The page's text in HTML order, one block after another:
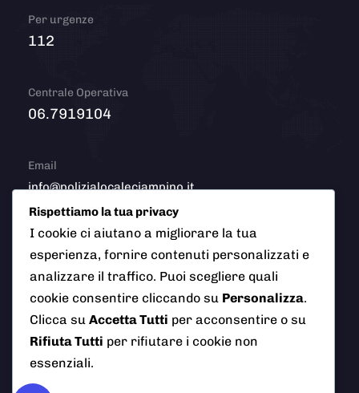
Per urgenze
112
Centrale Operativa
06.7919104
Email
info@polizialocaleciampino.it
© 2026 Polizia Locale del Comune di Ciampino (Roma). Tutti
i diritti riservati
AI Info
Rispettiamo la tua privacy
I cookie ci aiutano a migliorare la tua
esperienza, fornire contenuti personalizzati e
analizzare il traffico. Puoi scegliere quali
cookie consentire cliccando su Personalizza.
Clicca su Accetta Tutti per acconsentire o su
Rifiuta Tutti per rifiutare i cookie non
essenziali.